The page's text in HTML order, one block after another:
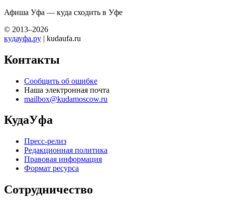
Афиша Уфа — куда сходить в Уфе
© 2013–2026
кудауфа.ру | kudaufa.ru
Контакты
Сообщить об ошибке
Наша электронная почта
mailbox@kudamoscow.ru
КудаУфа
Пресс-релиз
Редакционная политика
Правовая информация
Формат ресурса
Сотрудничество